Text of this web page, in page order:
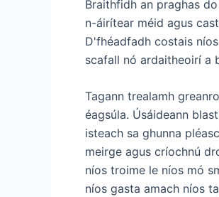
Braithfidh an praghas
n-áirítear méid agus
D'fhéadfadh costais
scafall nó ardaitheoirí a
Tagann trealamh
éagsúla. Úsáideann
isteach sa ghunna
meirge agus críochnú
níos troime le níos mó
níos gasta amach níos